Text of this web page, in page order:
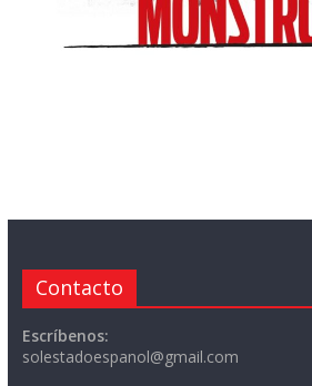
Contacto
Escríbenos:
solestadoespanol@gmail.com